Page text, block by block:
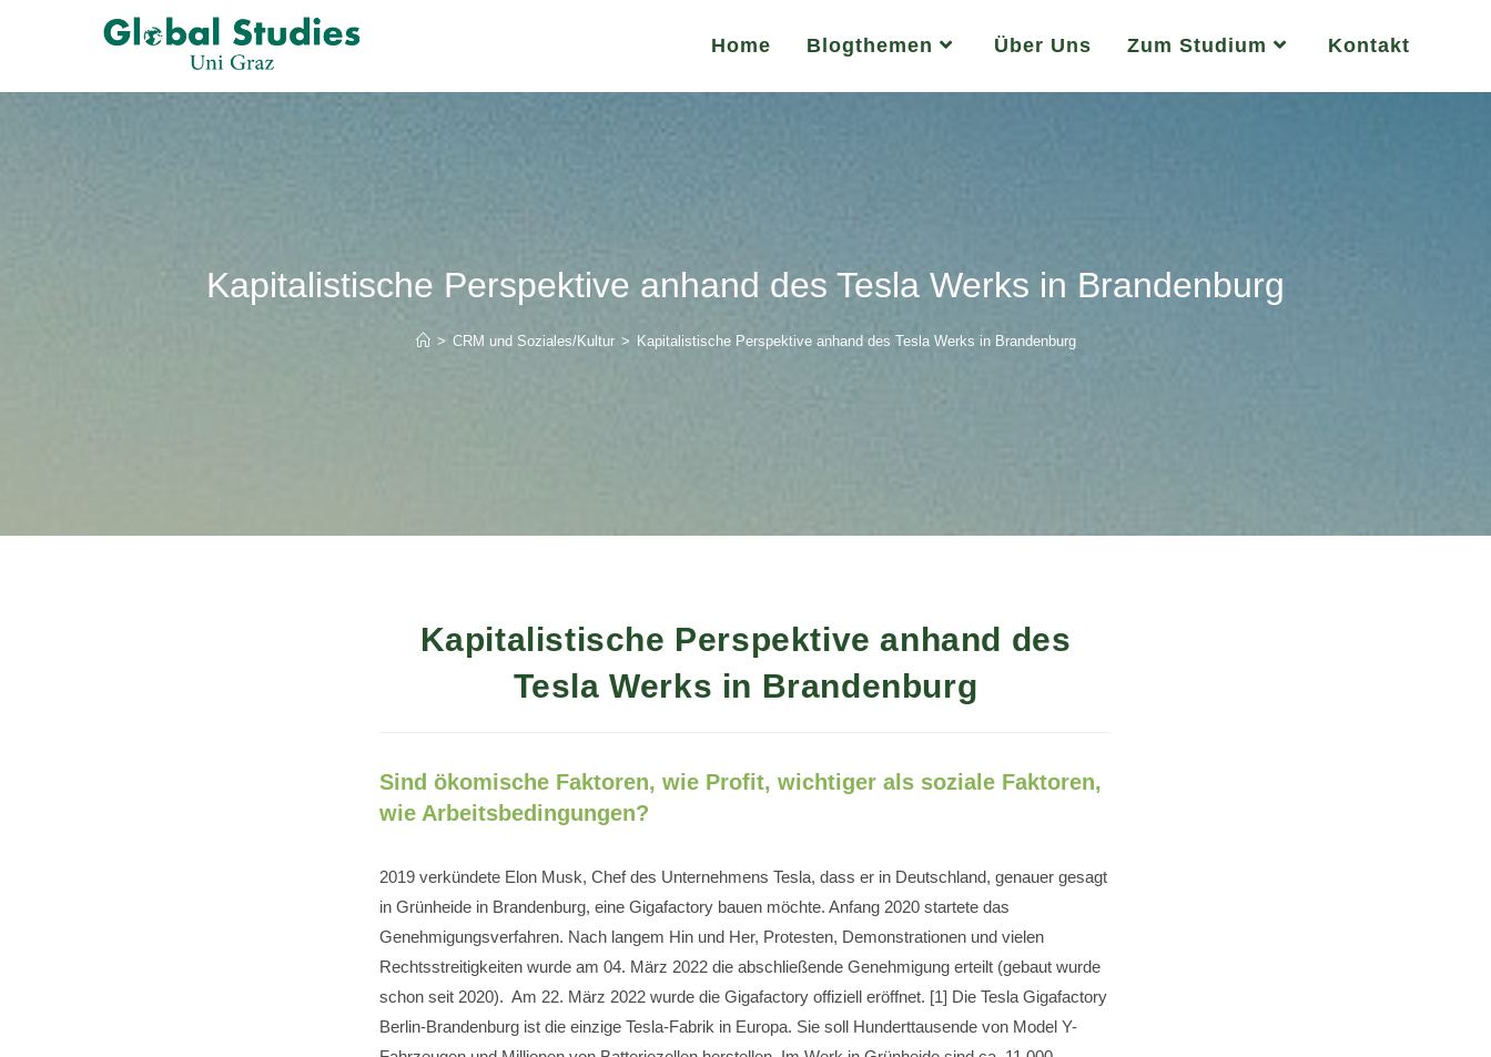
Home Blogthemen Über Uns Zum Studium Kontakt
Kapitalistische Perspektive anhand des Tesla Werks in Brandenburg
> CRM und Soziales/Kultur > Kapitalistische Perspektive anhand des Tesla Werks in Brandenburg
Kapitalistische Perspektive anhand des
Tesla Werks in Brandenburg
Sind ökomische Faktoren, wie Profit, wichtiger als soziale Faktoren,
wie Arbeitsbedingungen?
2019 verkündete Elon Musk, Chef des Unternehmens Tesla, dass er in Deutschland, genauer gesagt
in Grünheide in Brandenburg, eine Gigafactory bauen möchte. Anfang 2020 startete das
Genehmigungsverfahren. Nach langem Hin und Her, Protesten, Demonstrationen und vielen
Rechtsstreitigkeiten wurde am 04. März 2022 die abschließende Genehmigung erteilt (gebaut wurde
schon seit 2020). Am 22. März 2022 wurde die Gigafactory offiziell eröffnet. [1] Die Tesla Gigafactory
Berlin-Brandenburg ist die einzige Tesla-Fabrik in Europa. Sie soll Hunderttausende von Model Y-